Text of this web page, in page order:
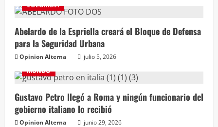
COLOMBIA
Abelardo de la Espriella creará el Bloque de Defensa
para la Seguridad Urbana
Opinion Alterna
julio 5, 2026
MUNDO
Gustavo Petro llegó a Roma y ningún funcionario del
gobierno italiano lo recibió
Opinion Alterna junio 29, 2026